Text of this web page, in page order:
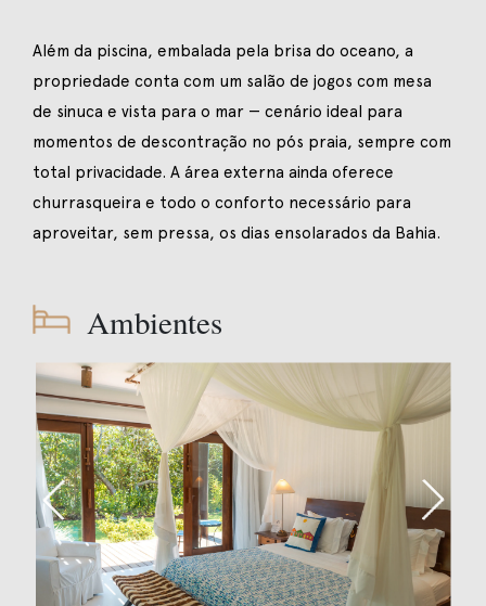
Além da piscina, embalada pela brisa do oceano, a
propriedade conta com um salão de jogos com mesa
de sinuca e vista para o mar — cenário ideal para
momentos de descontração no pós praia, sempre com
total privacidade. A área externa ainda oferece
churrasqueira e todo o conforto necessário para
aproveitar, sem pressa, os dias ensolarados da Bahia.
Ambientes